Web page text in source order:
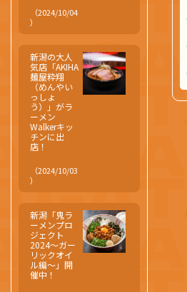
（2024/10/04
）
新潟の大人
気店「AKIHA
麺屋粋翔
（めんやい
っしょ
う）」がラ
ーメン
Walkerキッ
チンに出
店！
（2024/10/03
）
新潟「鬼ラ
ーメンプロ
ジェクト
2024～ガー
リックオイ
ル編～」開
催中！